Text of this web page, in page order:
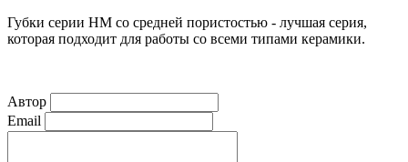
Губки серии HM со средней пористостью - лучшая серия,
которая подходит для работы со всеми типами керамики.
Автор
Email